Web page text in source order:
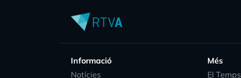
Informació
Notícies
Més
EI Temps